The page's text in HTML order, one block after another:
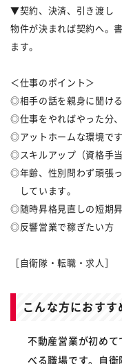
▼契約、決済、引き渡し
物件が決まれば契約へ。
ます。
＜仕事のポイント＞
◎相手の話を親身に聞ける
◎仕事をやればやった分
◎アットホームな環境です
◎スキルアップ（資格手当
◎年齢、性別問わず頑張
しています。
◎随時昇格見直しの短期
◎反響営業で稼ぎたい方
［自衛隊・転職・求人］
こんな方におすす
不動産営業が初め
べる職場です。自